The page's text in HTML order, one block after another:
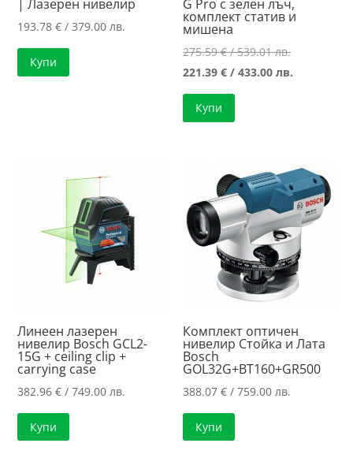
| Лазерен нивелир
193.78€ / 379.00 лв.
Купи
G Pro с зелен лъч,
комплект статив и
мишена
275.59€/ 539.01 лв.Original
price
221.39€ / 433.00 лв.
433.00 лв..
Купи
Линеен лазерен
нивелир Bosch GCL2-
15G + ceiling clip +
carrying case
382.96€ / 749.00 лв.
Купи
Комплект оптичен
нивелир Стойка и Лата
Bosch
GOL32G+BT160+GR500
388.07€ / 759.00 лв.
Купи